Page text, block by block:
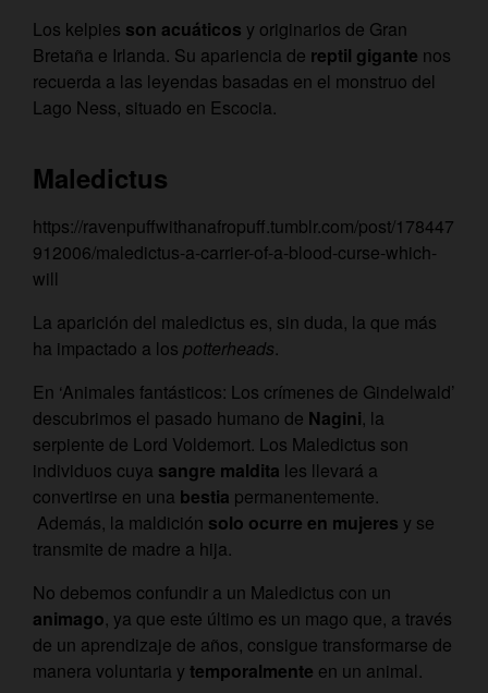
Los kelpies son acuáticos y originarios de Gran
Bretaña e Irlanda. Su apariencia de reptil gigante nos
recuerda a las leyendas basadas en el monstruo del
Lago Ness, situado en Escocia.
Maledictus
https://ravenpuffwithanafropuff.tumblr.com/post/178447
912006/maledictus-a-carrier-of-a-blood-curse-which-
will
La aparición del maledictus es, sin duda, la que más
ha impactado a los potterheads.
En ‘Animales fantásticos: Los crímenes de Gindelwald’
descubrimos el pasado humano de Nagini, la
serpiente de Lord Voldemort. Los Maledictus son
individuos cuya sangre maldita les llevará a
convertirse en una bestia permanentemente.
Además, la maldición solo ocurre en mujeres y se
transmite de madre a hija.
No debemos confundir a un Maledictus con un
animago, ya que este último es un mago que, a través
de un aprendizaje de años, consigue transformarse de
manera voluntaria y temporalmente en un animal.